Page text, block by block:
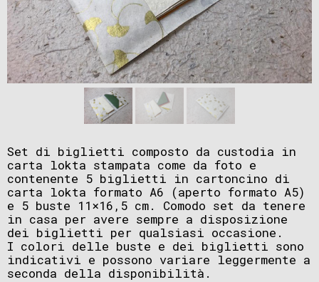
Set di biglietti composto da custodia in
carta lokta stampata come da foto e
contenente 5 biglietti in cartoncino di
carta lokta formato A6 (aperto formato A5)
e 5 buste 11×16,5 cm. Comodo set da tenere
in casa per avere sempre a disposizione
dei biglietti per qualsiasi occasione.
I colori delle buste e dei biglietti sono
indicativi e possono variare leggermente a
seconda della disponibilità.